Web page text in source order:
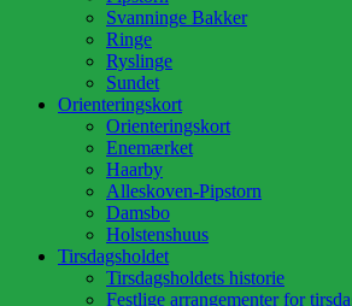
Svanninge Bakker
Ringe
Ryslinge
Sundet
Orienteringskort
Orienteringskort
Enemærket
Haarby
Alleskoven-Pipstorn
Damsbo
Holstenshuus
Tirsdagsholdet
Tirsdagsholdets historie
Festlige arrangementer for